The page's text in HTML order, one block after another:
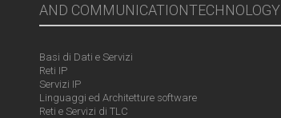
AND COMMUNICATIONTECHNOLOGY
Basi di Dati e Servizi
Reti IP
Servizi IP
Linguaggi ed Architetture software
Reti e Servizi di TLC